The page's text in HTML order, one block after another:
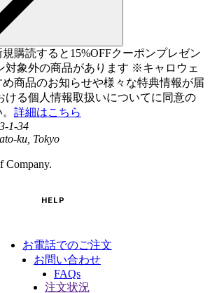
購読すると15%OFFクーポンプレゼン
対象外の商品があります ※キャロウェ
商品のお知らせや様々な特典情報が届
ける個人情報取扱いについてに同意の
詳細はこちら
1-34
ku, Tokyo
Company.
HELP
お電話でのご注文
お問い合わせ
FAQs
注文状況